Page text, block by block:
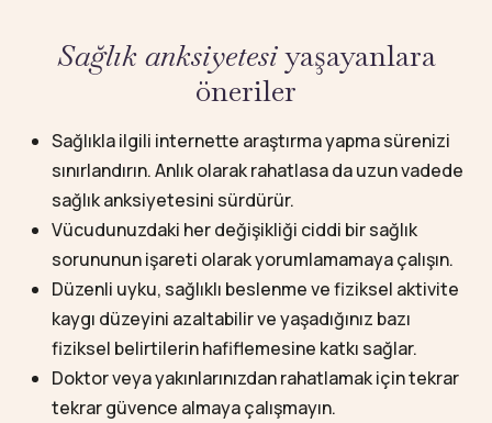
Sağlık anksiyetesiyaşayanlara
öneriler
Sağlıkla ilgili internette araştırma yapma sürenizi
sınırlandırın. Anlık olarak rahatlasa da uzun vadede
sağlık anksiyetesini sürdürür.
Vücudunuzdaki her değişikliği ciddi bir sağlık
sorununun işareti olarak yorumlamamaya çalışın.
Düzenli uyku, sağlıklı beslenme ve fiziksel aktivite
kaygı düzeyini azaltabilir ve yaşadığınız bazı
fiziksel belirtilerin hafiflemesine katkı sağlar.
Doktor veya yakınlarınızdan rahatlamak için tekrar
tekrar güvence almaya çalışmayın.